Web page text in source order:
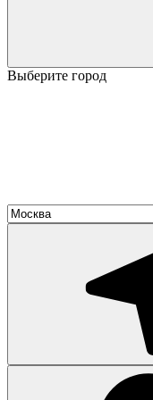
Выберите город